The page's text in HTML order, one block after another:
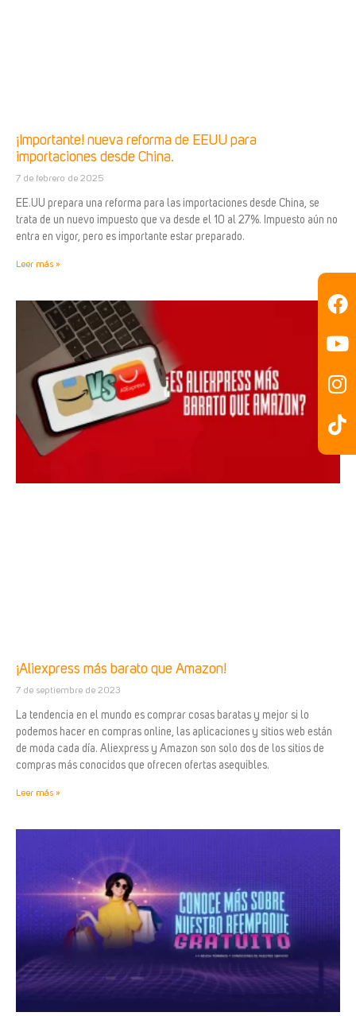
¡Importante! nueva reforma de EEUU para
importaciones desde China.
7 de febrero de 2025
EE.UU prepara una reforma para las importaciones desde China, se
trata de un nuevo impuesto que va desde el 10 al 27%. Impuesto aún no
entra en vigor, pero es importante estar preparado.
Leer más »
¡Aliexpress más barato que Amazon!
7 de septiembre de 2023
La tendencia en el mundo es comprar cosas baratas y mejor si lo
podemos hacer en compras online, las aplicaciones y sitios web están
de moda cada día. Aliexpress y Amazon son solo dos de los sitios de
compras más conocidos que ofrecen ofertas asequibles.
Leer más »